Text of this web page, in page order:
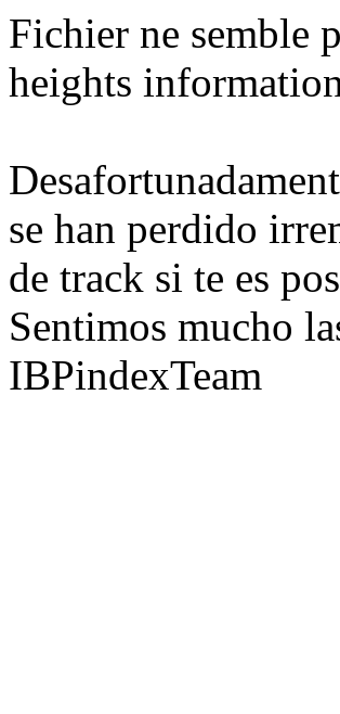
Fichier ne semble
heights
se han perdido
de track si te es
Sentimos mucho
IBPindexTeam